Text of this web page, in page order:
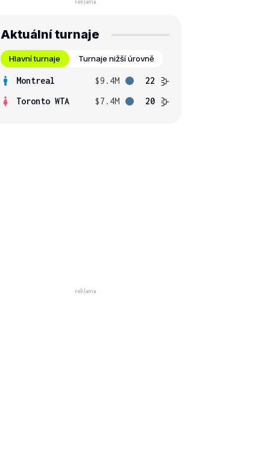
Aktuální turnaje
Hlavní turnaje Turnaje nižší úrovně
Montreal $9.4M
22
Toronto WTA
$7.4M 20